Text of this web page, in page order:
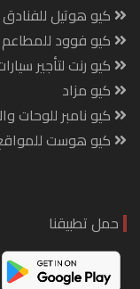
كيو هوتيل للفنادق
كيو فوود للمطاعم
كيو رنت لتأجير
كيو مزاد
كيو نامبر للوحات
كيو هوست
حمل تطبيقنا